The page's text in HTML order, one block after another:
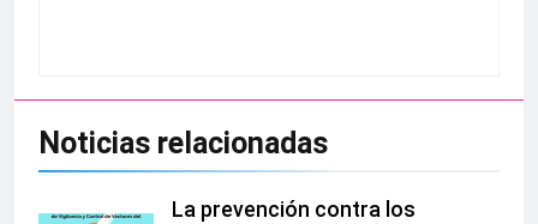
Noticias relacionadas
La prevención contra los